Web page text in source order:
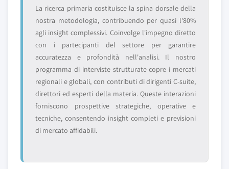
La ricerca primaria costituisce la spina dorsale della
nostra metodologia, contribuendo per quasi l'80%
agli insight complessivi. Coinvolge l'impegno diretto
con i partecipanti del settore per garantire
accuratezza e profondità nell'analisi. Il nostro
programma di interviste strutturate copre i mercati
regionali e globali, con contributi di dirigenti C-suite,
direttori ed esperti della materia. Queste interazioni
forniscono prospettive strategiche, operative e
tecniche, consentendo insight completi e previsioni
di mercato affidabili.